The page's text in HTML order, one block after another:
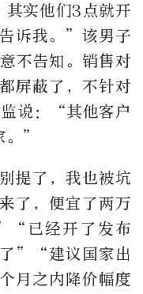
其实他们3点就开
诉我。”该男子
不告知。销售对
屏蔽了，不针对
说：“其他客户
。”
提了，我也被坑
了，便宜了两万
已经开了发布
了”“建议国家出
月之内降价幅度